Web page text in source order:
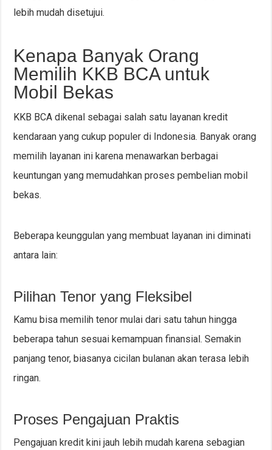
lebih mudah disetujui.
Kenapa Banyak Orang
Memilih KKB BCA untuk
Mobil Bekas
KKB BCA dikenal sebagai salah satu layanan kredit
kendaraan yang cukup populer di Indonesia. Banyak orang
memilih layanan ini karena menawarkan berbagai
keuntungan yang memudahkan proses pembelian mobil
bekas.
Beberapa keunggulan yang membuat layanan ini diminati
antara lain:
Pilihan Tenor yang Fleksibel
Kamu bisa memilih tenor mulai dari satu tahun hingga
beberapa tahun sesuai kemampuan finansial. Semakin
panjang tenor, biasanya cicilan bulanan akan terasa lebih
ringan.
Proses Pengajuan Praktis
Pengajuan kredit kini jauh lebih mudah karena sebagian